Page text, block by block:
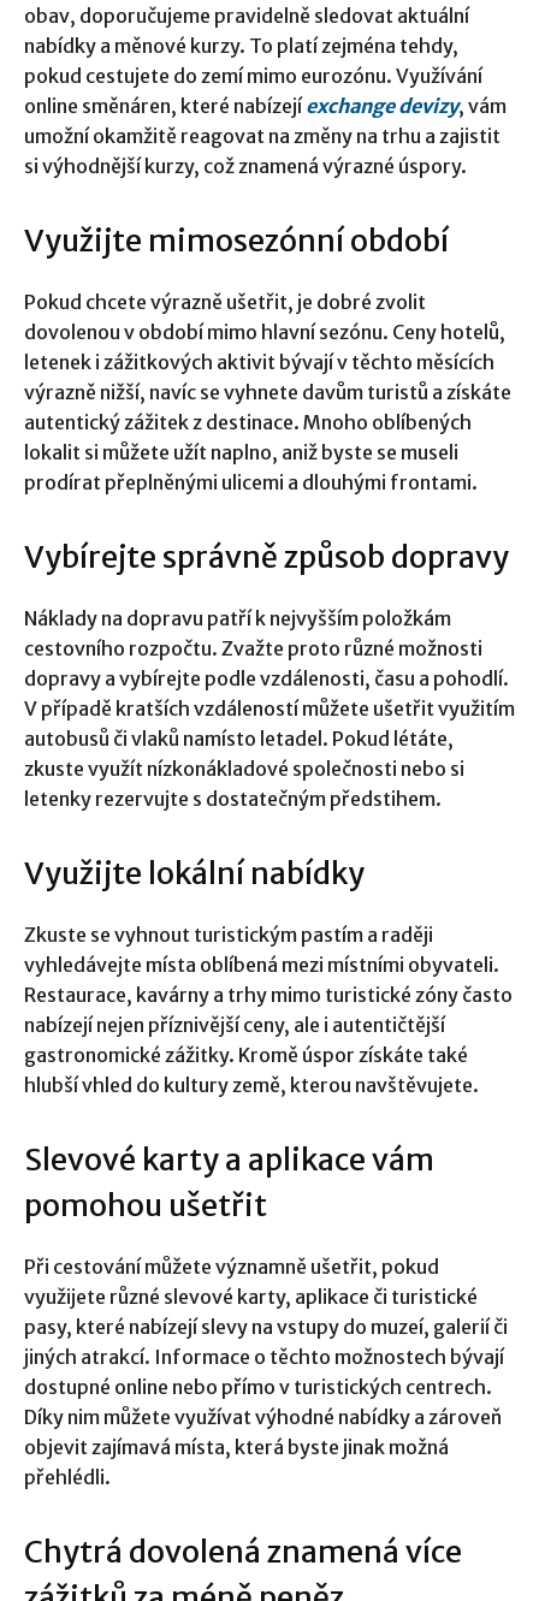
obav, doporučujeme pravidelně sledovat aktuální
nabídky a měnové kurzy. To platí zejména tehdy,
pokud cestujete do zemí mimo eurozónu. Využívání
online směnáren, které nabízejí exchange devizy, vám
umožní okamžitě reagovat na změny na trhu a zajistit
si výhodnější kurzy, což znamená výrazné úspory.
Využijte mimosezónní období
Pokud chcete výrazně ušetřit, je dobré zvolit
dovolenou v období mimo hlavní sezónu. Ceny hotelů,
letenek i zážitkových aktivit bývají v těchto měsících
výrazně nižší, navíc se vyhnete davům turistů a získáte
autentický zážitek z destinace. Mnoho oblíbených
lokalit si můžete užít naplno, aniž byste se museli
prodírat přeplněnými ulicemi a dlouhými frontami.
Vybírejte správně způsob dopravy
Náklady na dopravu patří k nejvyšším položkám
cestovního rozpočtu. Zvažte proto různé možnosti
dopravy a vybírejte podle vzdálenosti, času a pohodlí.
V případě kratších vzdáleností můžete ušetřit využitím
autobusů či vlaků namísto letadel. Pokud létáte,
zkuste využít nízkonákladové společnosti nebo si
letenky rezervujte s dostatečným předstihem.
Využijte lokální nabídky
Zkuste se vyhnout turistickým pastím a raději
vyhledávejte místa oblíbená mezi místními obyvateli.
Restaurace, kavárny a trhy mimo turistické zóny často
nabízejí nejen příznivější ceny, ale i autentičtější
gastronomické zážitky. Kromě úspor získáte také
hlubší vhled do kultury země, kterou navštěvujete.
Slevové karty a aplikace vám
pomohou ušetřit
Při cestování můžete významně ušetřit, pokud
využijete různé slevové karty, aplikace či turistické
pasy, které nabízejí slevy na vstupy do muzeí, galerií či
jiných atrakcí. Informace o těchto možnostech bývají
dostupné online nebo přímo v turistických centrech.
Díky nim můžete využívat výhodné nabídky a zároveň
objevit zajímavá místa, která byste jinak možná
přehlédli.
Chytrá dovolená znamená více